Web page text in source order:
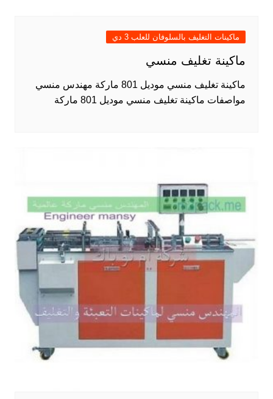
ماكينات التغليف بالسلوفان للعلب 3 دي
ماكينة تغليف منسي
ماكينة تغليف منسي موديل 801 ماركة مهندس منسي
مواصفات ماكينة تغليف منسي موديل 801 ماركة